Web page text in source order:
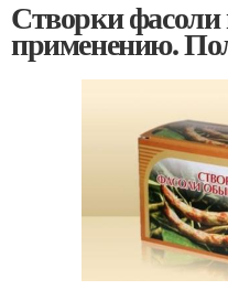
Створки
применению.